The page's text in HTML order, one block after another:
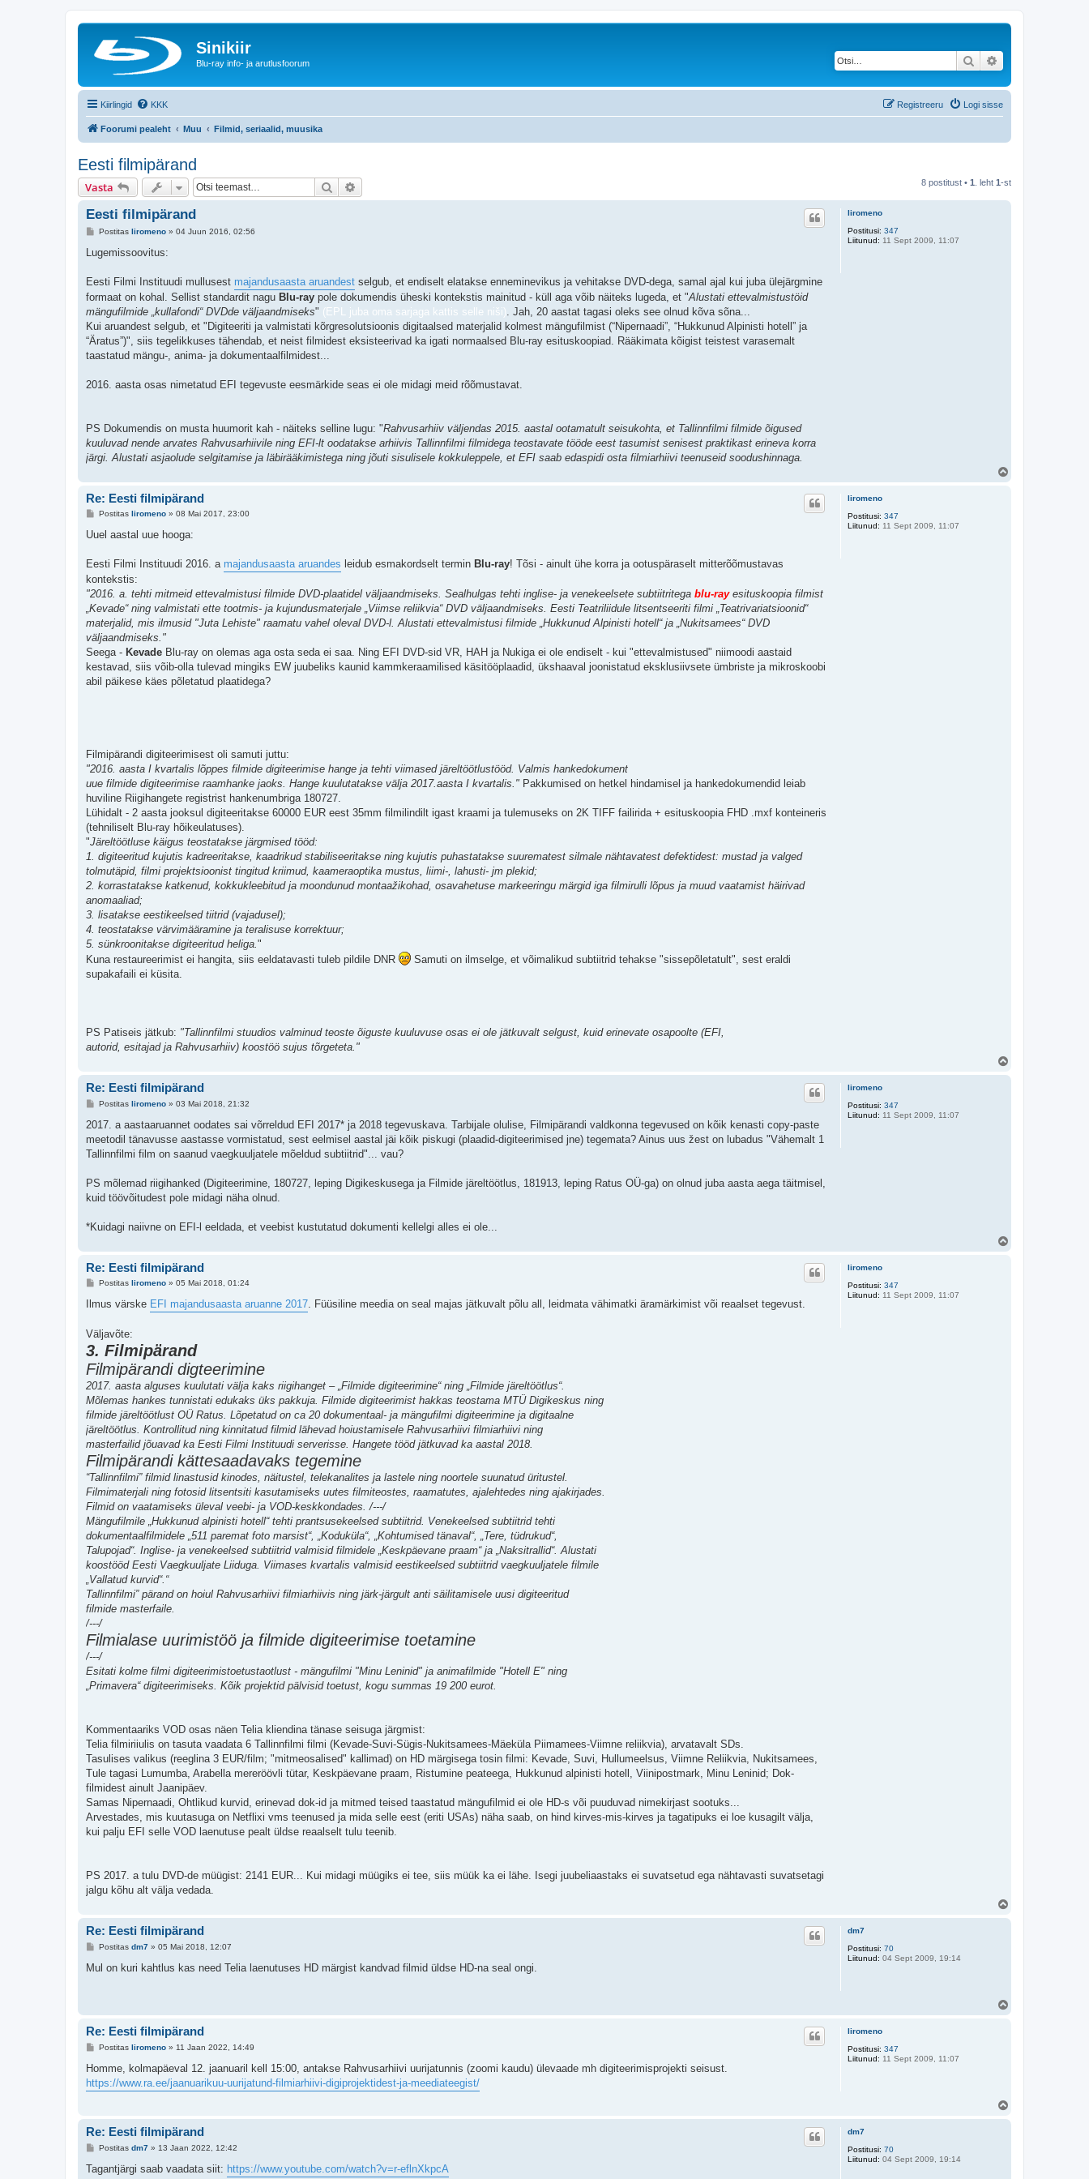
Sinikiir
Blu-ray info- ja arutlusfoorum Otsi
Kiirlingid KKK Logi sisse
Registreeru
Foorumi pealeht Muu Filmid, seriaalid, muusika
Eesti filmipärand
Vasta Otsi 8 postitust • 1 . leht 1-st
liromeno
Postitusi: 347
Liitunud: 11 Sept 2009, 11:07
Eesti filmipärand
P
s
t
s
Postitas liromeno» 04 Juun 2016, 02:56
Lugemissoovitus:
Eesti Filmi Instituudi mullusest majandusaasta aruandest selgub, et endiselt elatakse enneminevikus ja vehitakse DVD-dega, samal ajal kui juba ülejärgmine
formaat on kohal. Sellist standardit nagu Blu-ray pole dokumendis üheski kontekstis mainitud - küll aga võib näiteks lugeda, et "Alustati ettevalmistustöid
mängufilmide „kullafondi“ DVDde väljaandmiseks" (EPL juba oma sarjaga kattis selle niši) . Jah, 20 aastat tagasi oleks see olnud kõva sõna...
Kui aruandest selgub, et "Digiteeriti ja valmistati kõrgresolutsioonis digitaalsed materjalid kolmest mängufilmist (“Nipernaadi”, “Hukkunud Alpinisti hotell” ja
“Äratus”)", siis tegelikkuses tähendab, et neist filmidest eksisteerivad ka igati normaalsed Blu-ray esituskoopiad. Rääkimata kõigist teistest varasemalt
taastatud mängu-, anima- ja dokumentaalfilmidest...
2016. aasta osas nimetatud EFI tegevuste eesmärkide seas ei ole midagi meid rõõmustavat.
PS Dokumendis on musta huumorit kah - näiteks selline lugu: "Rahvusarhiiv väljendas 2015. aastal ootamatult seisukohta, et Tallinnfilmi filmide õigused
kuuluvad nende arvates Rahvusarhiivile ning EFI-lt oodatakse arhiivis Tallinnfilmi filmidega teostavate tööde eest tasumist senisest praktikast erineva korra
järgi. Alustati asjaolude selgitamise ja läbirääkimistega ning jõuti sisulisele kokkuleppele, et EFI saab edaspidi osta filmiarhiivi teenuseid soodushinnaga.
liromeno
Postitusi: 347
Liitunud: 11 Sept 2009, 11:07
Re: Eesti filmipärand
P
s
t
s
Postitas liromeno» 08 Mai 2017, 23:00
Uuel aastal uue hooga:
Eesti Filmi Instituudi 2016. a majandusaasta aruandes leidub esmakordselt termin Blu-ray! Tõsi - ainult ühe korra ja ootuspäraselt mitterõõmustavas
kontekstis:
"2016. a. tehti mitmeid ettevalmistusi filmide DVD-plaatidel väljaandmiseks. Sealhulgas tehti inglise- ja venekeelsete subtiitritega blu-rayesituskoopia filmist
„Kevade“ ning valmistati ette tootmis- ja kujundusmaterjale „Viimse reliikvia“ DVD väljaandmiseks. Eesti Teatriliidule litsentseeriti filmi „Teatrivariatsioonid“
materjalid, mis ilmusid "Juta Lehiste" raamatu vahel oleval DVD-l. Alustati ettevalmistusi filmide „Hukkunud Alpinisti hotell“ ja „Nukitsamees“ DVD
väljaandmiseks."
Seega - Kevade Blu-ray on olemas aga osta seda ei saa. Ning EFI DVD-sid VR, HAH ja Nukiga ei ole endiselt - kui "ettevalmistused" niimoodi aastaid
kestavad, siis võib-olla tulevad mingiks EW juubeliks kaunid kammkeraamilised käsitööplaadid, ükshaaval joonistatud eksklusiivsete ümbriste ja mikroskoobi
abil päikese käes põletatud plaatidega?
Filmipärandi digiteerimisest oli samuti juttu:
"2016. aasta I kvartalis lõppes filmide digiteerimise hange ja tehti viimased järeltöötlustööd. Valmis hankedokument
uue filmide digiteerimise raamhanke jaoks. Hange kuulutatakse välja 2017.aasta I kvartalis." Pakkumised on hetkel hindamisel ja hankedokumendid leiab
huviline Riigihangete registrist hankenumbriga 180727.
Lühidalt - 2 aasta jooksul digiteeritakse 60000 EUR eest 35mm filmilindilt igast kraami ja tulemuseks on 2K TIFF failirida + esituskoopia FHD .mxf konteineris
(tehniliselt Blu-ray hõikeulatuses).
"Järeltöötluse käigus teostatakse järgmised tööd:
1. digiteeritud kujutis kadreeritakse, kaadrikud stabiliseeritakse ning kujutis puhastatakse suurematest silmale nähtavatest defektidest: mustad ja valged
tolmutäpid, filmi projektsioonist tingitud kriimud, kaameraoptika mustus, liimi-, lahusti- jm plekid;
2. korrastatakse katkenud, kokkukleebitud ja moondunud montaažikohad, osavahetuse markeeringu märgid iga filmirulli lõpus ja muud vaatamist häirivad
anomaaliad;
3. lisatakse eestikeelsed tiitrid (vajadusel);
4. teostatakse värvimääramine ja teralisuse korrektuur;
5. sünkroonitakse digiteeritud heliga."
Kuna restaureerimist ei hangita, siis eeldatavasti tuleb pildile DNR
Samuti on ilmselge, et võimalikud subtiitrid tehakse "sissepõletatult", sest eraldi
supakafaili ei küsita.
PS Patiseis jätkub: "Tallinnfilmi stuudios valminud teoste õiguste kuuluvuse osas ei ole jätkuvalt selgust, kuid erinevate osapoolte (EFI,
autorid, esitajad ja Rahvusarhiiv) koostöö sujus tõrgeteta."
liromeno
Postitusi: 347
Liitunud: 11 Sept 2009, 11:07
Re: Eesti filmipärand
P
s
i
t
Postitas liromeno» 03 Mai 2018, 21:32
2017. a aastaaruannet oodates sai võrreldud EFI 2017* ja 2018 tegevuskava. Tarbijale olulise, Filmipärandi valdkonna tegevused on kõik kenasti copy-paste
meetodil tänavusse aastasse vormistatud, sest eelmisel aastal jäi kõik piskugi (plaadid-digiteerimised jne) tegemata? Ainus uus žest on lubadus "Vähemalt 1
Tallinnfilmi film on saanud vaegkuuljatele mõeldud subtiitrid"... vau?
PS mõlemad riigihanked (Digiteerimine, 180727, leping Digikeskusega ja Filmide järeltöötlus, 181913, leping Ratus OÜ-ga) on olnud juba aasta aega täitmisel,
kuid töövõitudest pole midagi näha olnud.
*Kuidagi naiivne on EFI-l eeldada, et veebist kustutatud dokumenti kellelgi alles ei ole...
liromeno
Postitusi: 347
Liitunud: 11 Sept 2009, 11:07
Re: Eesti filmipärand
P
s
t
u
Postitas liromeno» 05 Mai 2018, 01:24
Ilmus värske EFI majandusaasta aruanne 2017. Füüsiline meedia on seal majas jätkuvalt põlu all, leidmata vähimatki äramärkimist või reaalset tegevust.
Väljavõte:
3. Filmipärand
Filmipärandi digteerimine
2017. aasta alguses kuulutati välja kaks riigihanget – „Filmide digiteerimine“ ning „Filmide järeltöötlus“.
Mõlemas hankes tunnistati edukaks üks pakkuja. Filmide digiteerimist hakkas teostama MTÜ Digikeskus ning
filmide järeltöötlust OÜ Ratus. Lõpetatud on ca 20 dokumentaal- ja mängufilmi digiteerimine ja digitaalne
järeltöötlus. Kontrollitud ning kinnitatud filmid lähevad hoiustamisele Rahvusarhiivi filmiarhiivi ning
masterfailid jõuavad ka Eesti Filmi Instituudi serverisse. Hangete tööd jätkuvad ka aastal 2018.
Filmipärandi kättesaadavaks tegemine
“Tallinnfilmi” filmid linastusid kinodes, näitustel, telekanalites ja lastele ning noortele suunatud üritustel.
Filmimaterjali ning fotosid litsentsiti kasutamiseks uutes filmiteostes, raamatutes, ajalehtedes ning ajakirjades.
Filmid on vaatamiseks üleval veebi- ja VOD-keskkondades. /---/
Mängufilmile „Hukkunud alpinisti hotell“ tehti prantsusekeelsed subtiitrid. Venekeelsed subtiitrid tehti
dokumentaalfilmidele „511 paremat foto marsist“, „Koduküla“, „Kohtumised tänaval“, „Tere, tüdrukud“,
Talupojad“. Inglise- ja venekeelsed subtiitrid valmisid filmidele „Keskpäevane praam“ ja „Naksitrallid“. Alustati
koostööd Eesti Vaegkuuljate Liiduga. Viimases kvartalis valmisid eestikeelsed subtiitrid vaegkuuljatele filmile
„Vallatud kurvid“.“
Tallinnfilmi” pärand on hoiul Rahvusarhiivi filmiarhiivis ning järk-järgult anti säilitamisele uusi digiteeritud
filmide masterfaile.
/---/
Filmialase uurimistöö ja filmide digiteerimise toetamine
/---/
Esitati kolme filmi digiteerimistoetustaotlust - mängufilmi "Minu Leninid" ja animafilmide "Hotell E" ning
„Primavera“ digiteerimiseks. Kõik projektid pälvisid toetust, kogu summas 19 200 eurot.
Kommentaariks VOD osas näen Telia kliendina tänase seisuga järgmist:
Telia filmiriiulis on tasuta vaadata 6 Tallinnfilmi filmi (Kevade-Suvi-Sügis-Nukitsamees-Mäeküla Piimamees-Viimne reliikvia), arvatavalt SDs.
Tasulises valikus (reeglina 3 EUR/film; "mitmeosalised" kallimad) on HD märgisega tosin filmi: Kevade, Suvi, Hullumeelsus, Viimne Reliikvia, Nukitsamees,
Tule tagasi Lumumba, Arabella mereröövli tütar, Keskpäevane praam, Ristumine peateega, Hukkunud alpinisti hotell, Viinipostmark, Minu Leninid; Dok-
filmidest ainult Jaanipäev.
Samas Nipernaadi, Ohtlikud kurvid, erinevad dok-id ja mitmed teised taastatud mängufilmid ei ole HD-s või puuduvad nimekirjast sootuks...
Arvestades, mis kuutasuga on Netflixi vms teenused ja mida selle eest (eriti USAs) näha saab, on hind kirves-mis-kirves ja tagatipuks ei loe kusagilt välja,
kui palju EFI selle VOD laenutuse pealt üldse reaalselt tulu teenib.
PS 2017. a tulu DVD-de müügist: 2141 EUR... Kui midagi müügiks ei tee, siis müük ka ei lähe. Isegi juubeliaastaks ei suvatsetud ega nähtavasti suvatsetagi
jalgu kõhu alt välja vedada.
dm7
Postitusi: 70
Liitunud: 04 Sept 2009, 19:14
Re: Eesti filmipärand
P
s
s
Postitas dm7» 05 Mai 2018, 12:07
Mul on kuri kahtlus kas need Telia laenutuses HD märgist kandvad filmid üldse HD-na seal ongi.
liromeno
Postitusi: 347
Liitunud: 11 Sept 2009, 11:07
Re: Eesti filmipärand
P
s
i
Postitas liromeno» 11 Jaan 2022, 14:49
Homme, kolmapäeval 12. jaanuaril kell 15:00, antakse Rahvusarhiivi uurijatunnis (zoomi kaudu) ülevaade mh digiteerimisprojekti seisust.
https://www.ra.ee/jaanuarikuu-uurijatund-filmiarhiivi-digiprojektidest-ja-meediateegist/
dm7
Postitusi: 70
Liitunud: 04 Sept 2009, 19:14
Re: Eesti filmipärand
P
s
Postitas dm7» 13 Jaan 2022, 12:42
Tagantjärgi saab vaadata siit: https://www.youtube.com/watch?v=r-eflnXkpcA